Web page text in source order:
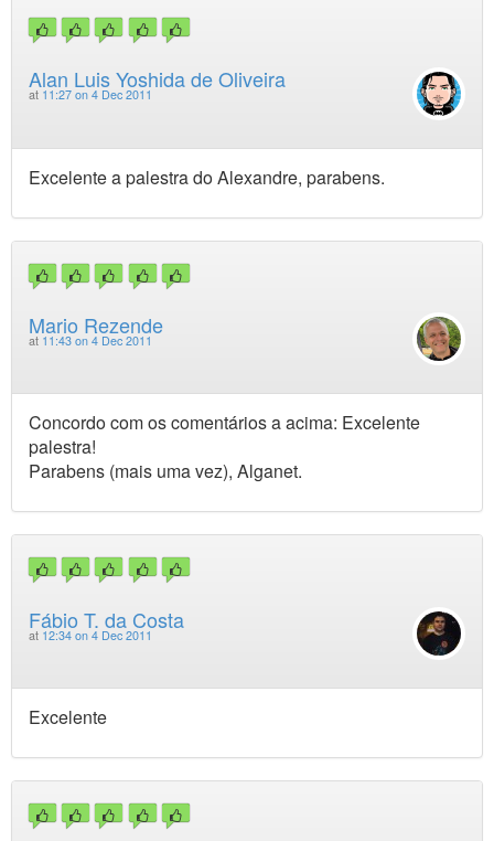
Alan Luis Yoshida de Oliveira
at 11:27 on 4 Dec 2011
Excelente a palestra do Alexandre, parabens.
Mario Rezende
at 11:43 on 4 Dec 2011
Concordo com os comentários a acima: Excelente
palestra!
Parabens (mais uma vez), Alganet.
Fábio T. da Costa
at 12:34 on 4 Dec 2011
Excelente